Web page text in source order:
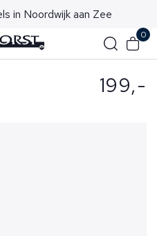
in Noordwijk aan Zee
0
199,-